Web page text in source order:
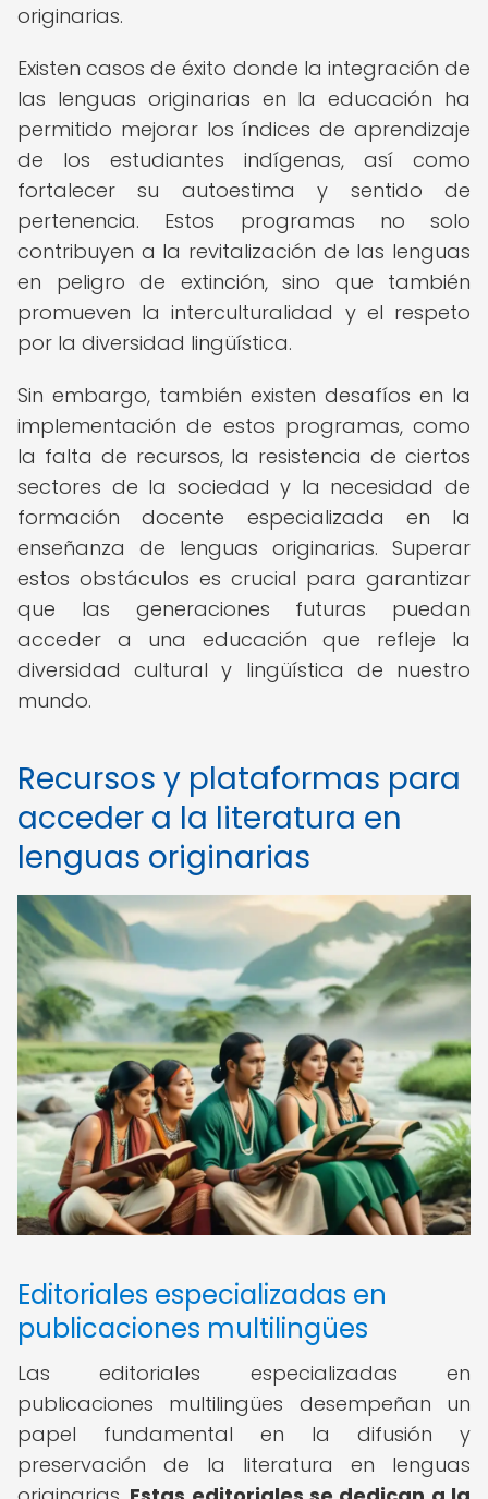
originarias.
Existen casos de éxito donde la integración de
las lenguas originarias en la educación ha
permitido mejorar los índices de aprendizaje
de los estudiantes indígenas, así como
fortalecer su autoestima y sentido de
pertenencia. Estos programas no solo
contribuyen a la revitalización de las lenguas
en peligro de extinción, sino que también
promueven la interculturalidad y el respeto
por la diversidad lingüística.
Sin embargo, también existen desafíos en la
implementación de estos programas, como
la falta de recursos, la resistencia de ciertos
sectores de la sociedad y la necesidad de
formación docente especializada en la
enseñanza de lenguas originarias. Superar
estos obstáculos es crucial para garantizar
que las generaciones futuras puedan
acceder a una educación que refleje la
diversidad cultural y lingüística de nuestro
mundo.
Recursos y plataformas para
acceder a la literatura en
lenguas originarias
Editoriales especializadas en
publicaciones multilingües
Las editoriales especializadas en
publicaciones multilingües desempeñan un
papel fundamental en la difusión y
preservación de la literatura en lenguas